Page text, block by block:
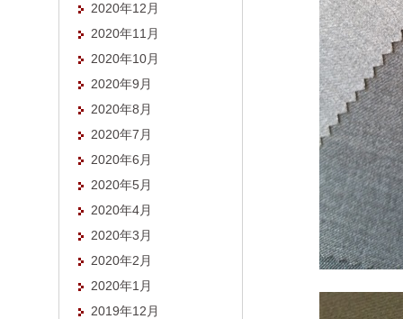
2020年12月
2020年11月
2020年10月
2020年9月
2020年8月
2020年7月
2020年6月
2020年5月
2020年4月
2020年3月
2020年2月
2020年1月
2019年12月